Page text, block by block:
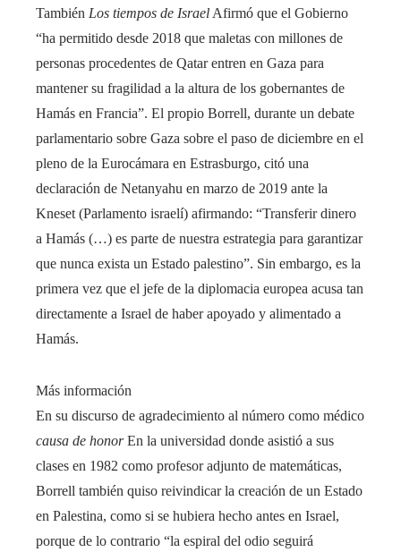
También Los tiempos de Israel Afirmó que el Gobierno
“ha permitido desde 2018 que maletas con millones de
personas procedentes de Qatar entren en Gaza para
mantener su fragilidad a la altura de los gobernantes de
Hamás en Francia”. El propio Borrell, durante un debate
parlamentario sobre Gaza sobre el paso de diciembre en el
pleno de la Eurocámara en Estrasburgo, citó una
declaración de Netanyahu en marzo de 2019 ante la
Kneset (Parlamento israelí) afirmando: “Transferir dinero
a Hamás (…) es parte de nuestra estrategia para garantizar
que nunca exista un Estado palestino”. Sin embargo, es la
primera vez que el jefe de la diplomacia europea acusa tan
directamente a Israel de haber apoyado y alimentado a
Hamás.
Más información
En su discurso de agradecimiento al número como médico
causa de honorEn la universidad donde asistió a sus
clases en 1982 como profesor adjunto de matemáticas,
Borrell también quiso reivindicar la creación de un Estado
en Palestina, como si se hubiera hecho antes en Israel,
porque de lo contrario “la espiral del odio seguirá